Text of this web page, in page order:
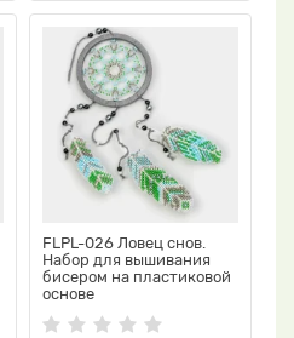
FLPL-026 Ловец снов.
Набор для вышивания
бисером на пластиковой
основе